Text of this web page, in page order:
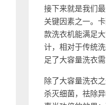
接下来就是我们
关键因素之一。
款洗衣机能满足
计，相对于传统
足了大容量洗衣
除了大容量洗衣
杀灭细菌，祛除